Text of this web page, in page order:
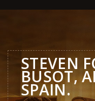
STEVEN
BUSOT,
SPAIN.